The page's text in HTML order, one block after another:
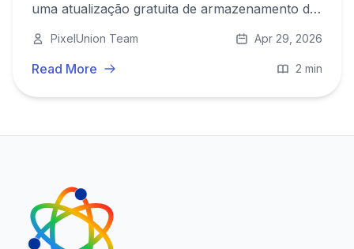
uma atualização gratuita de armazenamento de
€4,95 por mês.
PixelUnion Team Apr 29, 2026
Read More 2 min